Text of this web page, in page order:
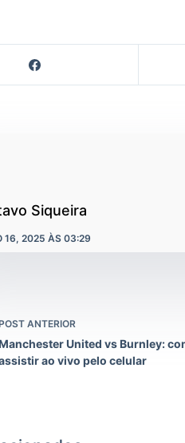
Siqueira
16, 2025 ÀS 03:29
POST ANTERIOR
United vs Burnley:
ao vivo pelo celular